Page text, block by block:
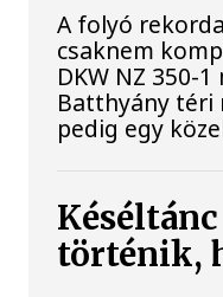
A folyó
csaknem
DKW NZ 350-
Batthyány téri
pedig egy
történik,